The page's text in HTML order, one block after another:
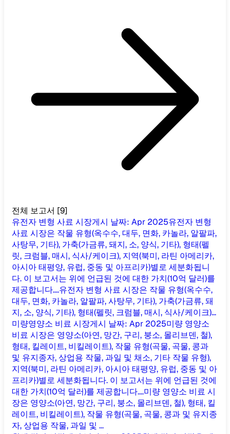
전체 보고서 [9]
유전자 변형 사료 시장게시 날짜: Apr 2025유전자 변형
사료 시장은 작물 유형(옥수수, 대두, 면화, 카놀라, 알팔파,
사탕무, 기타), 가축(가금류, 돼지, 소, 양식, 기타), 형태(펠
릿, 크럼블, 매시, 식사/케이크), 지역(북미, 라틴 아메리카,
아시아 태평양, 유럽, 중동 및 아프리카)별로 세분화됩니
다. 이 보고서는 위에 언급된 것에 대한 가치(10억 달러)를
제공합니다....유전자 변형 사료 시장은 작물 유형(옥수수,
대두, 면화, 카놀라, 알팔파, 사탕무, 기타), 가축(가금류, 돼
지, 소, 양식, 기타), 형태(펠릿, 크럼블, 매시, 식사/케이크)...
미량영양소 비료 시장게시 날짜: Apr 2025미량 영양소
비료 시장은 영양소(아연, 망간, 구리, 붕소, 몰리브덴, 철),
형태, 킬레이트, 비킬레이트), 작물 유형(곡물, 곡물, 콩과
및 유지종자, 상업용 작물, 과일 및 채소, 기타 작물 유형),
지역(북미, 라틴 아메리카, 아시아 태평양, 유럽, 중동 및 아
프리카)별로 세분화됩니다. 이 보고서는 위에 언급된 것에
대한 가치(10억 달러)를 제공합니다....미량 영양소 비료 시
장은 영양소(아연, 망간, 구리, 붕소, 몰리브덴, 철), 형태, 킬
레이트, 비킬레이트), 작물 유형(곡물, 곡물, 콩과 및 유지종
자, 상업용 작물, 과일 및 ...